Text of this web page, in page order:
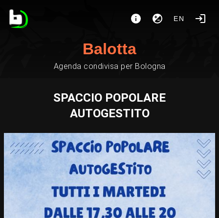
EN
Balotta
Agenda condivisa per Bologna
SPACCIO POPOLARE
AUTOGESTITO